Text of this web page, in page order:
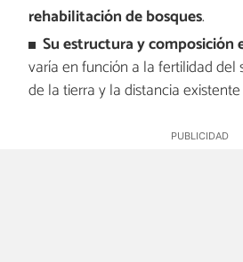
rehabilitación de bosques.
Su estructura y composición
varía en función a la fertilidad del
de la tierra y la distancia